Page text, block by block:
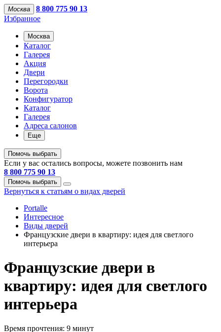
Москва
8 800 775 90 13
Избранное
Москва
Каталог
Галерея
Акция
Двери
Перегородки
Ворота
Конфигуратор
Каталог
Галерея
Адреса салонов
Еще
Помочь выбрать
Если у вас остались вопросы, можете позвонить нам
8 800 775 90 13
Помочь выбрать
Вернуться к статьям о видах дверей
Portalle
Интересное
Виды дверей
Французские двери в квартиру: идея для светлого
интерьера
Французские двери в
квартиру: идея для светлого
интерьера
Время прочтения: 9 минут